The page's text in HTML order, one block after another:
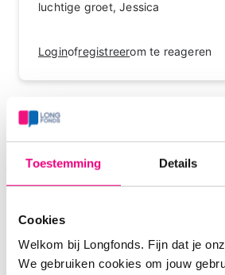
Toestemming Details
Cookies
Welkom bij Longfonds. Fijn dat je
We gebruiken cookies om jouw
luchtige groet, Jessica
Loginofregistreerom te reageren
17-
Hallo Jongeoma,
Dat het opbouwen na
keer iets langer oefenen. 2 of 5
hierbij goed "luisteren" naar je lijf.
herkennen. Actie en rust